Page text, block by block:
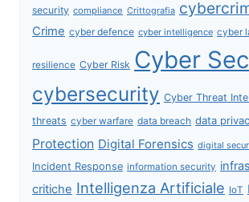
security compliance Crittografia
Crime cyber defence cyber intelligence cyber
resilience Cyber Risk Cyber
cybersecurity Cyber Threat
threats cyber warfare data breach data
Protection Digital Forensics digital
Incident Response information security
critiche Intelligenza Artificiale IoT